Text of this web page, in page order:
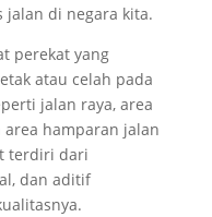
jalan di negara kita.
perekat yang
atau celah pada
jalan raya, area
hamparan jalan
terdiri dari
dan aditif